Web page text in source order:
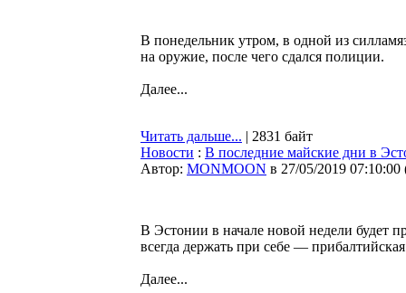
В понедельник утром, в одной из
на оружие, после чего сдался полиции.
Далее...
Читать дальше... | 2831 байт
Новости : В последние майские дни в
Автор: MONMOON в 27/05/2019 07:10:00
В Эстонии в начале новой недели будет
всегда держать при себе —
Далее...